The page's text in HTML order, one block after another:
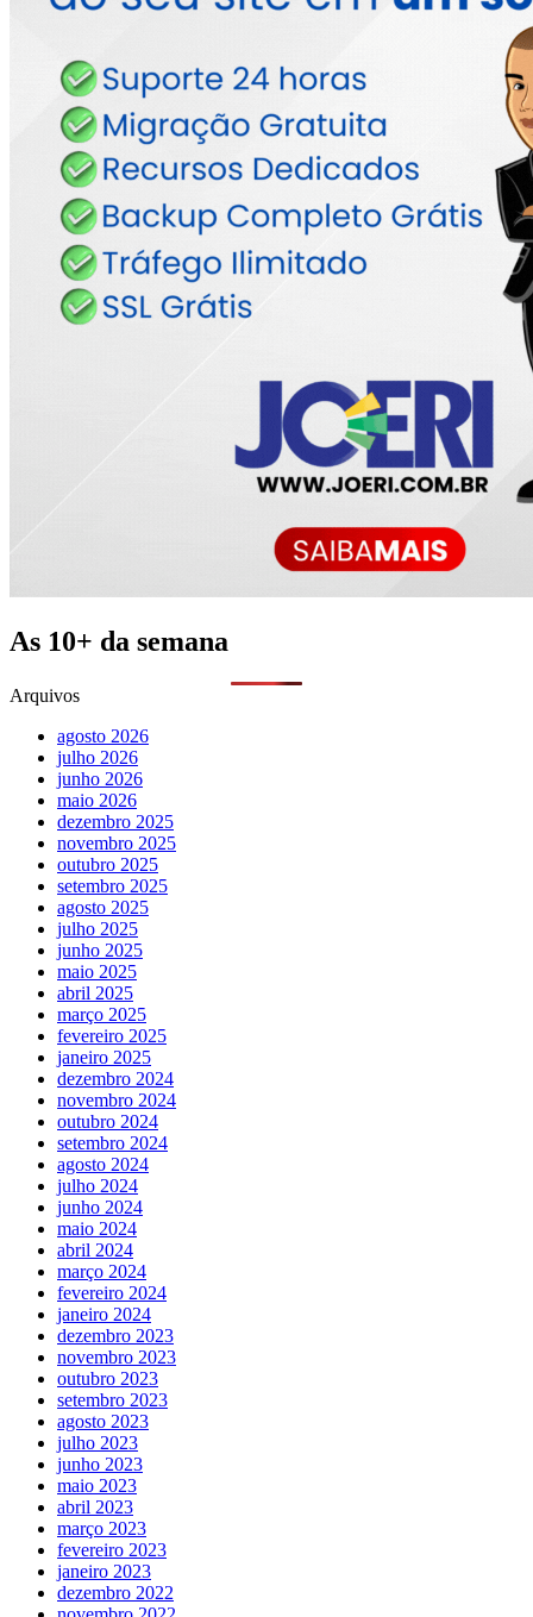
As 10+ da semana
Arquivos
agosto 2026
julho 2026
junho 2026
maio 2026
dezembro 2025
novembro 2025
outubro 2025
setembro 2025
agosto 2025
julho 2025
junho 2025
maio 2025
abril 2025
março 2025
fevereiro 2025
janeiro 2025
dezembro 2024
novembro 2024
outubro 2024
setembro 2024
agosto 2024
julho 2024
junho 2024
maio 2024
abril 2024
março 2024
fevereiro 2024
janeiro 2024
dezembro 2023
novembro 2023
outubro 2023
setembro 2023
agosto 2023
julho 2023
junho 2023
maio 2023
abril 2023
março 2023
fevereiro 2023
janeiro 2023
dezembro 2022